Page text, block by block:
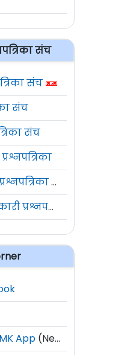
संच
संच
संच
संच
विक्रीकर निरीक्षक प्रश्नपत्रिका संच
सहाय्यक कक्ष अधिकारी प्रश्नपत्रिका संच
App (New)